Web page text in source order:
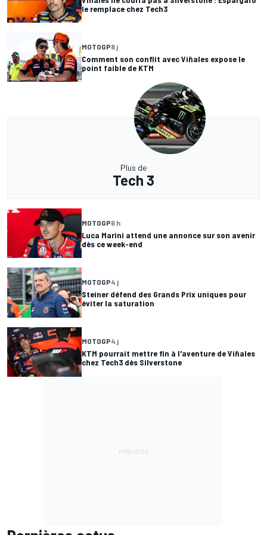
le remplace chez Tech3
MOTOGP8 j
Comment son conflit avec Viñales expose le
point faible de KTM
Plus de
Tech 3
MOTOGP6 h
Luca Marini attend une annonce sur son avenir
dès ce week-end
MOTOGP4 j
Steiner défend des Grands Prix uniques pour
éviter la saturation
MOTOGP4 j
KTM pourrait mettre fin à l'aventure de Viñales
chez Tech3 dès Silverstone